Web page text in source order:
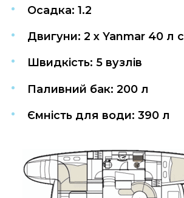
Осадка: 1.2
Двигуни: 2 x Yanmar 40 л с
Швидкість: 5 вузлів
Паливний бак: 200 л
Ємність для води: 390 л